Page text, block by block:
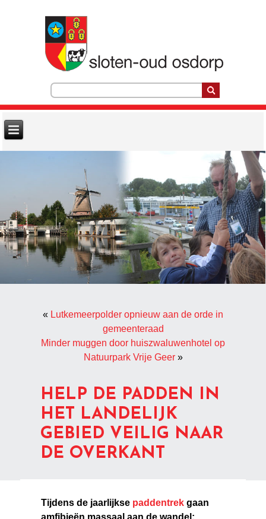
« Lutkemeerpolder opnieuw aan de orde in
gemeenteraad
Minder muggen door huiszwaluwenhotel op
Natuurpark Vrije Geer»
HELP DE PADDEN IN
HET LANDELIJK
GEBIED VEILIG NAAR
DE OVERKANT
Tijdens de jaarlijkse paddentrek gaan